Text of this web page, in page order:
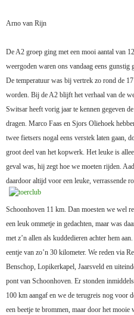
Arno van Rijn
De A2 groep ging met een mooi aantal van
weergoden waren ons vandaag eens
De temperatuur was bij vertrek zo rond de
worden. Bij de A2 blijft het verhaal van de
Switsar heeft vorig jaar te kennen gegeven
dragen. Marco Faas en Sjors Oliehoek
twee fietsers nogal eens verstek laten gaan,
groot deel van het kopwerk. Het leuke is
geval was, hij zegt hoe we moeten rijden.
daardoor altijd voor een leuke, verrassende
Schoonhoven 11 km. Dan moesten we wel
een leuk ommetje in gedachten, maar was
met z’n allen als kuddedieren achter hem
eentje van zo’n 30 kilometer. We reden via
Benschop, Lopikerkapel, Jaarsveld en
pont van Schoonhoven. Er stonden
100 km aangaf en we de terugreis nog voor
een beetje te brommen, maar door het